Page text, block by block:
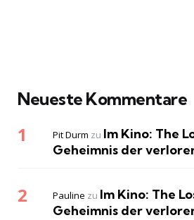
Neueste Kommentare
Pit Durm zu Im Kino: The
Geheimnis der
Pauline zu Im Kino: The
Geheimnis der